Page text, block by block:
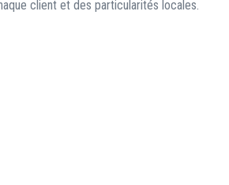
client et des particularités locales.